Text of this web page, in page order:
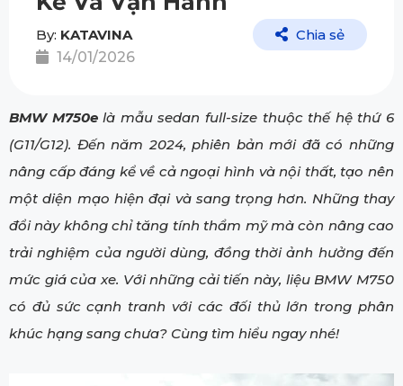
By: KATAVINA
14/01/2026
Chia sẻ
BMW M750elà mẫu sedan full-size thuộc thế hệ thứ 6
(G11/G12). Đến năm 2024, phiên bản mới đã có những
nâng cấp đáng kể về cả ngoại hình và nội thất, tạo nên
một diện mạo hiện đại và sang trọng hơn. Những thay
đổi này không chỉ tăng tính thẩm mỹ mà còn nâng cao
trải nghiệm của người dùng, đồng thời ảnh hưởng đến
mức giá của xe. Với những cải tiến này, liệu BMW M750
có đủ sức cạnh tranh với các đối thủ lớn trong phân
khúc hạng sang chưa? Cùng tìm hiểu ngay nhé!